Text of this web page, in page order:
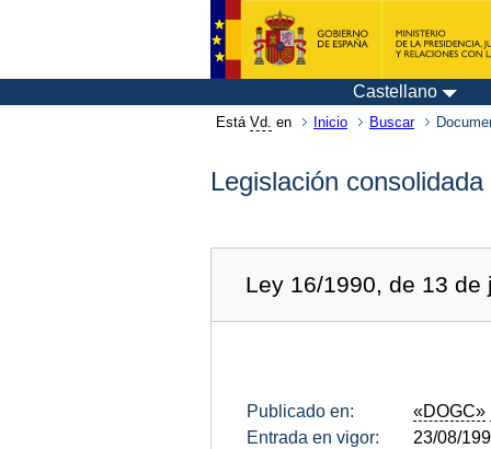
Castellano
Está Vd. en Inicio Buscar
Legislación consolidada
Ley 16/1990, de 13 de
Publicado en: «DOGC»
Entrada en vigor:
23/08/